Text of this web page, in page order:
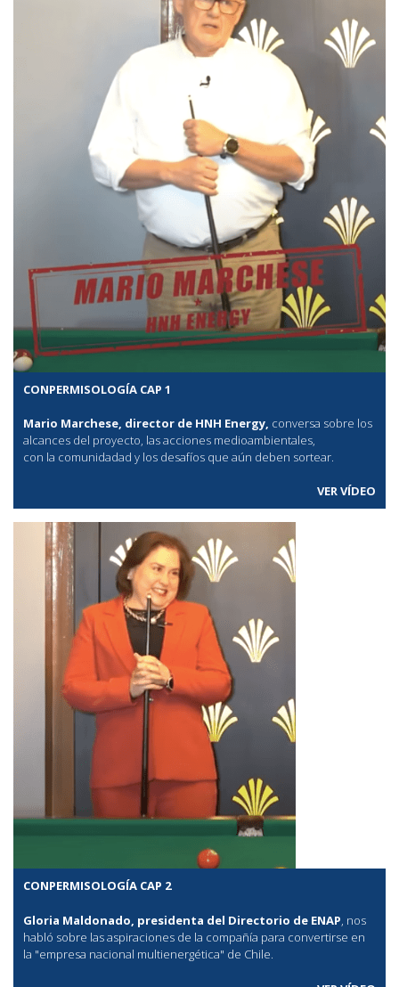
CONPERMISOLOGÍA CAP 1
Mario Marchese, director de HNH Energy, conversa sobre los
alcances del proyecto, las acciones medioambientales,
con la comunidadad y los desafíos que aún deben sortear.
VER VÍDEO
CONPERMISOLOGÍA CAP 2
Gloria Maldonado, presidenta del Directorio de ENAP, nos
habló sobre las aspiraciones de la compañía para convertirse en
la "empresa nacional multienergética" de Chile.